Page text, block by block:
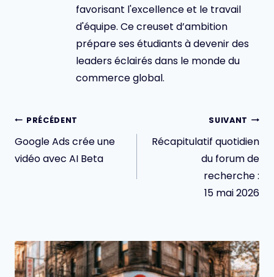
favorisant l'excellence et le travail
d'équipe. Ce creuset d’ambition
prépare ses étudiants à devenir des
leaders éclairés dans le monde du
commerce global.
Navigation
de
l’article
PRÉCÉDENT
Google Ads crée une
vidéo avec AI Beta
SUIVANT
Récapitulatif quotidien
du forum de
recherche :
15 mai 2026